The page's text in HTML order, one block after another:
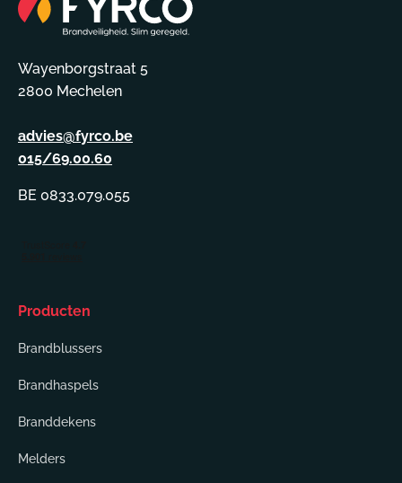
Wayenborgstraat 5
2800 Mechelen
advies@fyrco.be
015/69.00.60
BE 0833.079.055
Producten
Brandblussers
Brandhaspels
Branddekens
Melders